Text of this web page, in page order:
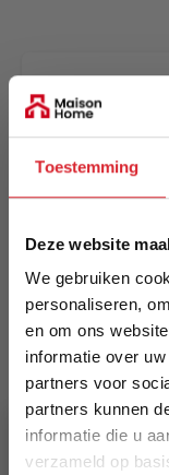
Toestemming
Deze website
We gebruiken
personaliseren,
en om ons
informatie over
partners voor
partners kunnen
informatie die u
verzameld op
A lounge sofa
Pocket Spring
seating and
that delivers
Merk
Innovation
EAN